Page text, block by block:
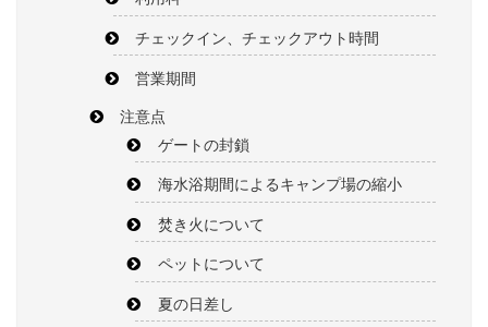
チェックイン、チェックアウト時間
営業期間
注意点
ゲートの封鎖
海水浴期間によるキャンプ場の縮小
焚き火について
ペットについて
夏の日差し